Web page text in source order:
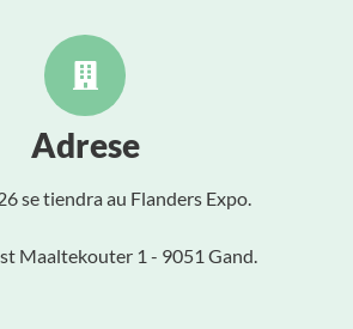
Adrese
se tiendra au Flanders Expo.
Maaltekouter 1 - 9051 Gand.